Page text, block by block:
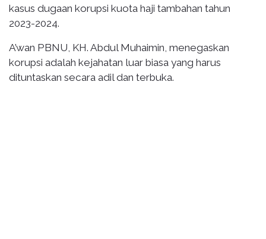
kasus dugaan korupsi kuota haji tambahan tahun
2023-2024.
A’wan PBNU, KH. Abdul Muhaimin, menegaskan
korupsi adalah kejahatan luar biasa yang harus
dituntaskan secara adil dan terbuka.